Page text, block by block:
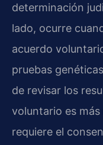
determinación
lado, ocurre
acuerdo
pruebas
de revisar los
voluntario es
requiere el